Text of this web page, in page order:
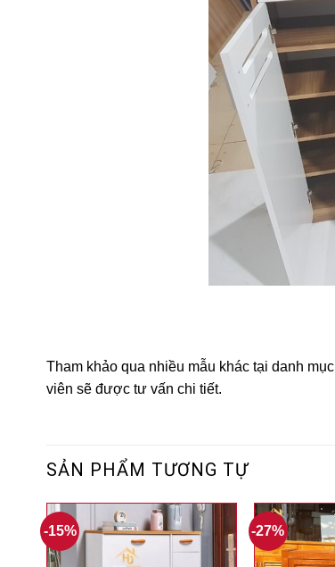
Tham khảo qua nhiều mẫu khác tại danh mục
viên sẽ được tư vấn chi tiết.
SẢN PHẨM TƯƠNG TỰ
-15% -27%